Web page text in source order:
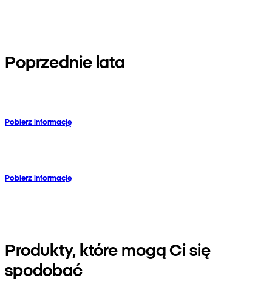
Poprzednie lata
Pobierz informację
Pobierz informację
Produkty, które mogą Ci się
spodobać